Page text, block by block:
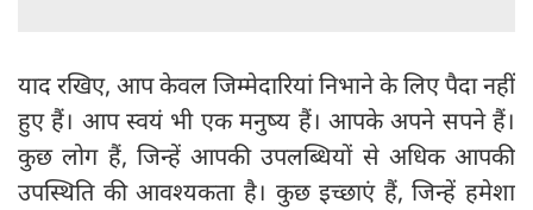
याद रखिए, आप केवल जिम्मेदारियां निभाने के लिए पैदा नहीं
हुए हैं। आप स्वयं भी एक मनुष्य हैं। आपके अपने सपने हैं।
कुछ लोग हैं, जिन्हें आपकी उपलब्धियों से अधिक आपकी
उपस्थिति की आवश्यकता है। कुछ इच्छाएं हैं, जिन्हें हमेशा